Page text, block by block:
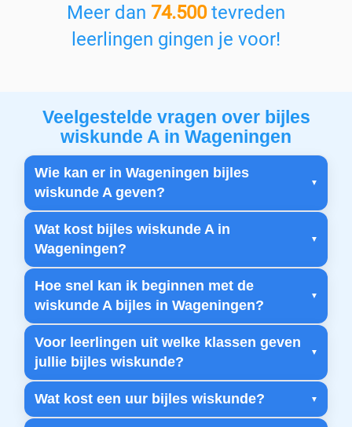
Meer dan 74.500tevreden
leerlingen gingen je voor!
Veelgestelde vragen over bijles
wiskunde A in Wageningen
Wie kan er in Wageningen bijles
wiskunde A geven?
Wat kost bijles wiskunde A in
Wageningen?
Hoe snel kan ik beginnen met de
wiskunde A bijles in Wageningen?
Voor leerlingen uit welke klassen geven
jullie bijles wiskunde?
Wat kost een uur bijles wiskunde?